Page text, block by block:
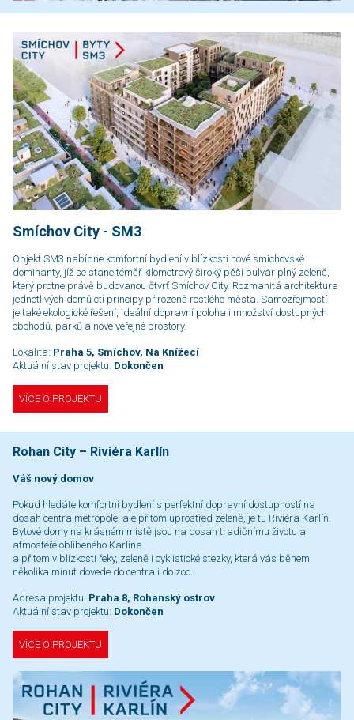
Smíchov City - SM3
Objekt SM3 nabídne komfortní bydlení v blízkosti nové smíchovské
dominanty, jíž se stane téměř kilometrový široký pěší bulvár plný zeleně,
který protne právě budovanou čtvrť Smíchov City. Rozmanitá architektura
jednotlivých domů ctí principy přirozeně rostlého města. Samozřejmostí
je také ekologické řešení, ideální dopravní poloha i množství dostupných
obchodů, parků a nové veřejné prostory.
Lokalita: Praha 5, Smíchov, Na Knížecí
Aktuální stav projektu: Dokončen
VÍCE O PROJEKTU
Rohan City – Riviéra Karlín
Váš nový domov
Pokud hledáte komfortní bydlení s perfektní dopravní dostupností na
dosah centra metropole, ale přitom uprostřed zeleně, je tu Riviéra Karlín.
Bytové domy na krásném místě jsou na dosah tradičnímu životu a
atmosféře oblíbeného Karlína
a přitom v blízkosti řeky, zeleně i cyklistické stezky, která vás během
několika minut dovede do centra i do zoo.
Adresa projektu: Praha 8, Rohanský ostrov
Aktuální stav projektu: Dokončen
VÍCE O PROJEKTU